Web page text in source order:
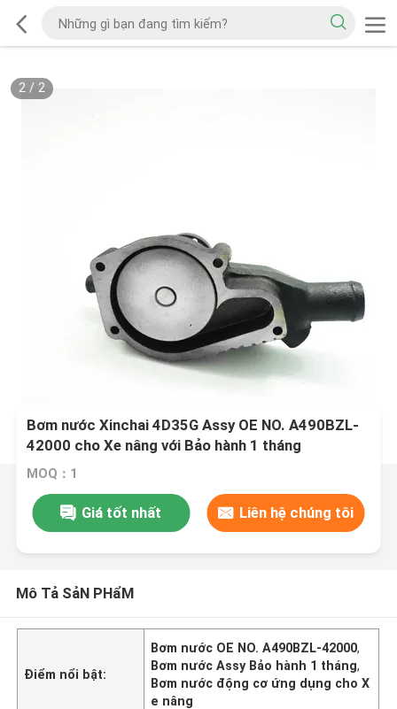
2/ 2
Bơm nước Xinchai 4D35G Assy OE NO. A490BZL-
42000 cho Xe nâng với Bảo hành 1 tháng
MOQ：1
Giá tốt nhất Liên hệ chúng tôi
Mô Tả SảN PHẩM
Điểm nổi bật:
Bơm nước OE NO. A490BZL-42000,
Bơm nước Assy Bảo hành 1 tháng,
Bơm nước động cơ ứng dụng cho X
e nâng